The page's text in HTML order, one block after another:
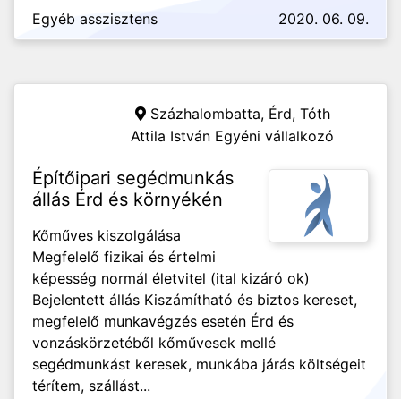
Egyéb asszisztens 2020. 06. 09.
Százhalombatta, Érd, Tóth
Attila István Egyéni vállalkozó
Építőipari segédmunkás
állás Érd és környékén
Kőműves kiszolgálása
Megfelelő fizikai és értelmi
képesség normál életvitel (ital kizáró ok)
Bejelentett állás Kiszámítható és biztos kereset,
megfelelő munkavégzés esetén Érd és
vonzáskörzetéből kőművesek mellé
segédmunkást keresek, munkába járás költségeit
térítem, szállást...